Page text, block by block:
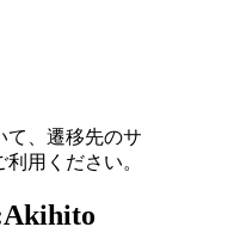
、遷移先のサ
用ください。